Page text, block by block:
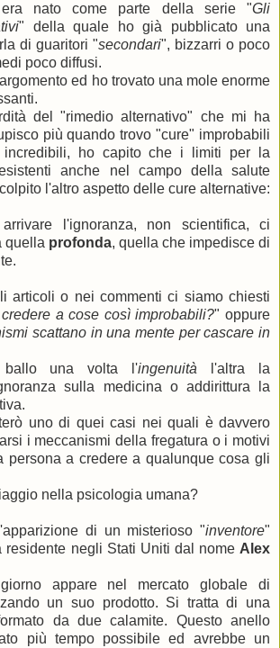
era nato come parte della serie "Gli
" della quale ho già pubblicato una
di guaritori "secondari", bizzarri o poco
poco diffusi.
ed ho trovato una mole enorme
del "rimedio alternativo" che mi ha
più quando trovo "cure" improbabili
incredibili, ho capito che i limiti per la
anche nel campo della salute
l'altro aspetto delle cure alternative:
l'ignoranza, non scientifica, ci
quella profonda, quella che impedisce di
articoli o nei commenti ci siamo chiesti
a cose così improbabili?" oppure
scattano in una mente per cascare in
una volta l'ingenuità
l'altra la
sulla medicina o addirittura la
uno di quei casi nei quali è davvero
i meccanismi della fregatura o i motivi
persona a credere a qualunque cosa gli
nella psicologia umana?
di un misterioso "inventore"
residente negli Stati Uniti dal nome Alex
appare nel mercato globale di
un suo prodotto. Si tratta di una
da due calamite. Questo anello
più tempo possibile ed avrebbe un